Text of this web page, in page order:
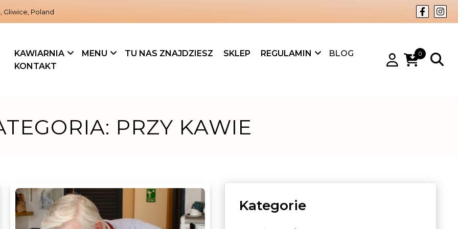
Gliwice, Poland
KAWIARNIA MENU TU NAS ZNAJDZIESZ SKLEP REGULAMIN
BLOG
KONTAKT
0
PRZY KAWIE
Kategorie